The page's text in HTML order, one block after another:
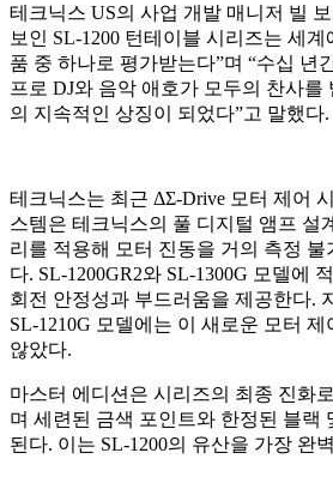
테크닉스 US의 사업 개발 매니저 빌
보인 SL-1200 턴테이블 시리즈는 세계
품 중 하나로 평가받는다”며 “수십 년
프로 DJ와 음악 애호가 모두의 찬사를
의 지속적인 상징이 되었다”고 말했다.
테크닉스는 최근 ΔΣ-Drive 모터 제어
스템은 테크닉스의 풀 디지털 앰프 설
리를 적용해 모터 진동을 거의 측정 불
다. SL-1200GR2와 SL-1300G 모델에
회전 안정성과 부드러움을 제공한다.
SL-1210G 모델에는 이 새로운 모터 제
않았다.
마스터 에디션은 시리즈의 최종 진화
며 세련된 금색 포인트와 한정된 블랙
된다. 이는 SL-1200의 유산을 가장 완